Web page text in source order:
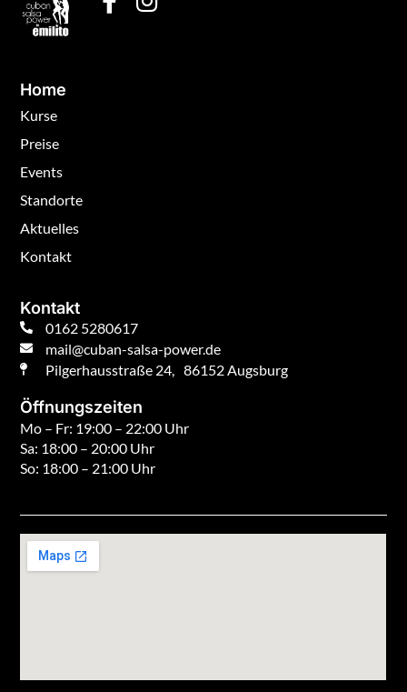
Home
Kurse
Preise
Events
Standorte
Aktuelles
Kontakt
Kontakt
0162 5280617
mail@cuban-salsa-power.de
Pilgerhausstraße 24, 86152 Augsburg
Öffnungszeiten
Mo – Fr: 19:00 – 22:00 Uhr
Sa: 18:00 – 20:00 Uhr
So: 18:00 – 21:00 Uhr